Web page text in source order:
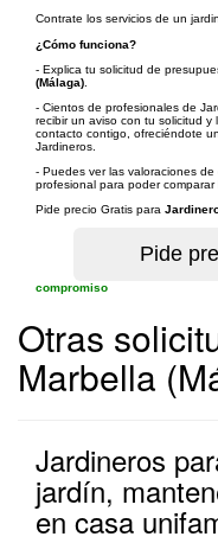
Contrate los servicios de un
¿Cómo funciona?
- Explica tu solicitud de
(Málaga)
- Cientos de profesionales de
recibir un aviso con tu solicitud
contacto contigo, ofreciéndote
Jardineros.
- Puedes ver las valoraciones
profesional para poder comparar
Pide precio Gratis para
compromiso
Otras
Marbella
Jardineros
jardín,
en casa